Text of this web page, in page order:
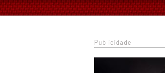
Publicidade